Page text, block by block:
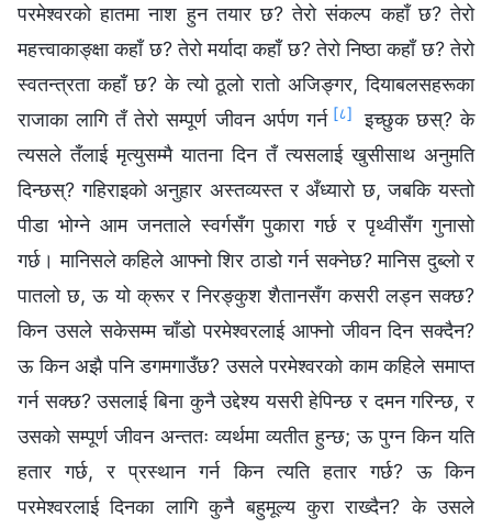
परमेश्‍वरको हातमा नाश हुन तयार छ? तेरो संकल्प कहाँ छ? तेरो
महत्त्वाकाङ्क्षा कहाँ छ? तेरो मर्यादा कहाँ छ? तेरो निष्ठा कहाँ छ? तेरो
स्वतन्त्रता कहाँ छ? के त्यो ठूलो रातो अजिङ्गर, दियाबलसहरूका
राजाका लागि तँ तेरो सम्पूर्ण जीवन अर्पण गर्न [८]
इच्छुक छस्? के
त्यसले तँलाई मृत्युसम्मै यातना दिन तँ त्यसलाई खुसीसाथ अनुमति
दिन्छस्? गहिराइको अनुहार अस्तव्यस्त र अँध्यारो छ, जबकि यस्तो
पीडा भोग्ने आम जनताले स्वर्गसँग पुकारा गर्छ र पृथ्वीसँग गुनासो
गर्छ। मानिसले कहिले आफ्नो शिर ठाडो गर्न सक्‍नेछ? मानिस दुब्लो र
पातलो छ, ऊ यो क्रूर र निरङ्कुश शैतानसँग कसरी लड्न सक्छ?
किन उसले सकेसम्म चाँडो परमेश्‍वरलाई आफ्नो जीवन दिन सक्दैन?
ऊ किन अझै पनि डगमगाउँछ? उसले परमेश्‍वरको काम कहिले समाप्त
गर्न सक्छ? उसलाई बिना कुनै उद्देश्य यसरी हेपिन्छ र दमन गरिन्छ, र
उसको सम्पूर्ण जीवन अन्ततः व्यर्थमा व्यतीत हुन्छ; ऊ पुग्न किन यति
हतार गर्छ, र प्रस्थान गर्न किन त्यति हतार गर्छ? ऊ किन
परमेश्‍वरलाई दिनका लागि कुनै बहुमूल्य कुरा राख्दैन? के उसले